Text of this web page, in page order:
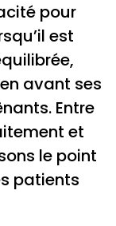
pour
est
avant ses
Entre
et
le point
patients